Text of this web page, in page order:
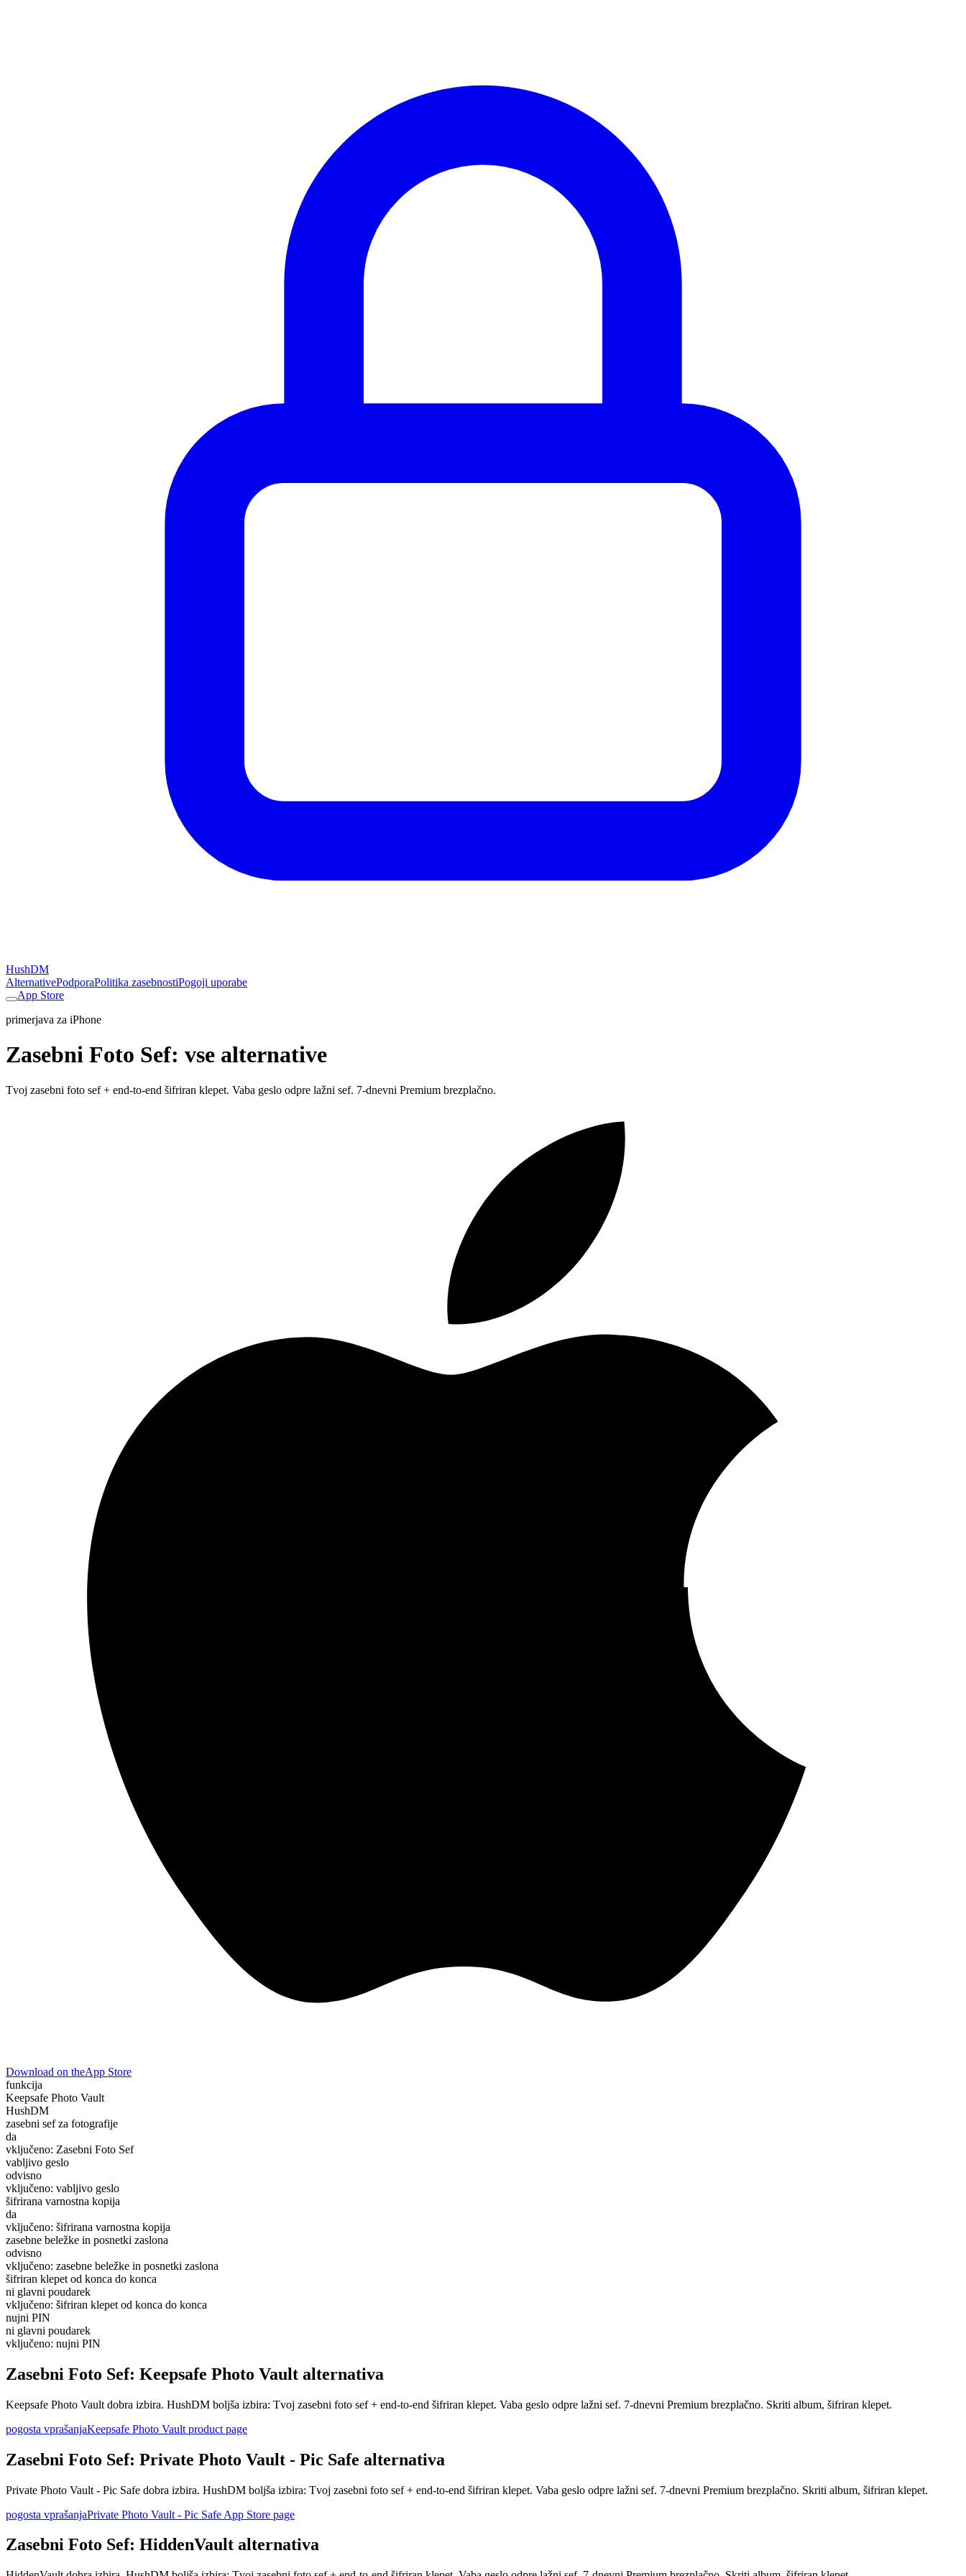
HushDM
AlternativePodporaPolitika zasebnostiPogoji uporabe
App Store
primerjava za iPhone
Zasebni Foto Sef: vse alternative
Tvoj zasebni foto sef + end-to-end šifriran klepet. Vaba geslo odpre lažni sef. 7-dnevni Premium brezplačno.
Download on theApp Store
funkcija
Keepsafe Photo Vault
HushDM
zasebni sef za fotografije
da
vključeno: Zasebni Foto Sef
vabljivo geslo
odvisno
vključeno: vabljivo geslo
šifrirana varnostna kopija
da
vključeno: šifrirana varnostna kopija
zasebne beležke in posnetki zaslona
odvisno
vključeno: zasebne beležke in posnetki zaslona
šifriran klepet od konca do konca
ni glavni poudarek
vključeno: šifriran klepet od konca do konca
nujni PIN
ni glavni poudarek
vključeno: nujni PIN
Zasebni Foto Sef: Keepsafe Photo Vault alternativa
Keepsafe Photo Vault dobra izbira. HushDM boljša izbira: Tvoj zasebni foto sef + end-to-end šifriran klepet. Vaba geslo odpre lažni sef. 7-dnevni Premium brezplačno. Skriti album, šifriran klepet.
pogosta vprašanjaKeepsafe Photo Vault product page
Zasebni Foto Sef: Private Photo Vault - Pic Safe alternativa
Private Photo Vault - Pic Safe dobra izbira. HushDM boljša izbira: Tvoj zasebni foto sef + end-to-end šifriran klepet. Vaba geslo odpre lažni sef. 7-dnevni Premium brezplačno. Skriti album, šifriran klepet.
pogosta vprašanjaPrivate Photo Vault - Pic Safe App Store page
Zasebni Foto Sef: HiddenVault alternativa